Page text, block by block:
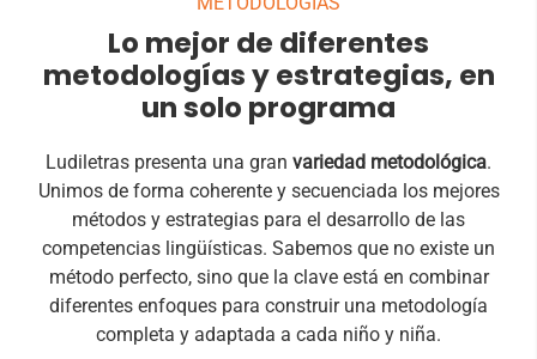
del aula y facilitan un aprendizaje más
significativo y cercano al entorno del alumno.
Lo mejor de diferentes
metodologías y estrategias, en
un solo programa
Ludiletras presenta una gran variedad metodológica.
Unimos de forma coherente y secuenciada los mejores
métodos y estrategias para el desarrollo de las
competencias lingüísticas. Sabemos que no existe un
método perfecto, sino que la clave está en combinar
diferentes enfoques para construir una metodología
completa y adaptada a cada niño y niña.